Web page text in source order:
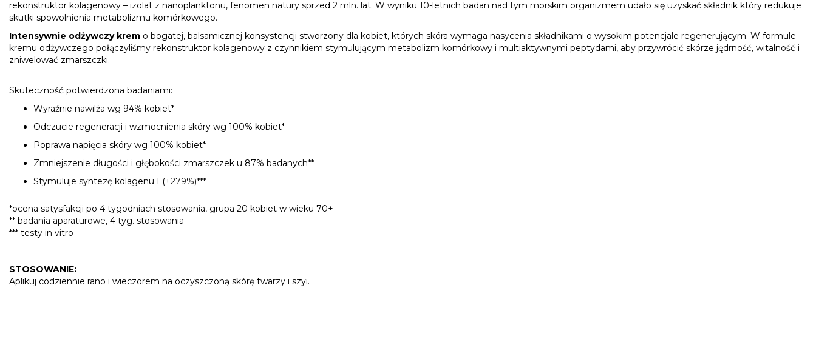
images
gallery
rekonstruktor kolagenowy – izolat z nanoplanktonu, fenomen natury sprzed 2 mln. lat. W wyniku 10-letnich badan nad tym morskim organizmem udało się uzyskać składnik który redukuje
skutki spowolnienia metabolizmu komórkowego.
Intensywnie odżywczy krem o bogatej, balsamicznej konsystencji stworzony dla kobiet, których skóra wymaga nasycenia składnikami o wysokim potencjale regenerującym. W formule
kremu odżywczego połączyliśmy rekonstruktor kolagenowy z czynnikiem stymulującym metabolizm komórkowy i multiaktywnymi peptydami, aby przywrócić skórze jędrność, witalność i
zniwelować zmarszczki.
Skuteczność potwierdzona badaniami:
Wyraźnie nawilża wg 94% kobiet*
Odczucie regeneracji i wzmocnienia skóry wg 100% kobiet*
Poprawa napięcia skóry wg 100% kobiet*
Zmniejszenie długości i głębokości zmarszczek u 87% badanych**
Stymuluje syntezę kolagenu I (+279%)***
*ocena satysfakcji po 4 tygodniach stosowania, grupa 20 kobiet w wieku 70+
** badania aparaturowe, 4 tyg. stosowania
*** testy in vitro
STOSOWANIE:
Aplikuj codziennie rano i wieczorem na oczyszczoną skórę twarzy i szyi.